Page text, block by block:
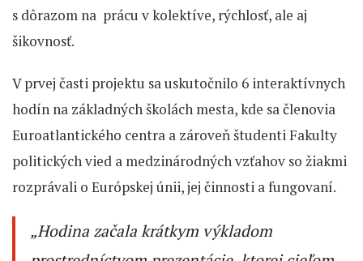
s dôrazom na prácu v kolektíve, rýchlosť, ale aj
šikovnosť.
V prvej časti projektu sa uskutočnilo 6 interaktívnych
hodín na základných školách mesta, kde sa členovia
Euroatlantického centra a zároveň študenti Fakulty
politických vied a medzinárodných vzťahov so žiakmi
rozprávali o Európskej únii, jej činnosti a fungovaní.
„Hodina začala krátkym výkladom